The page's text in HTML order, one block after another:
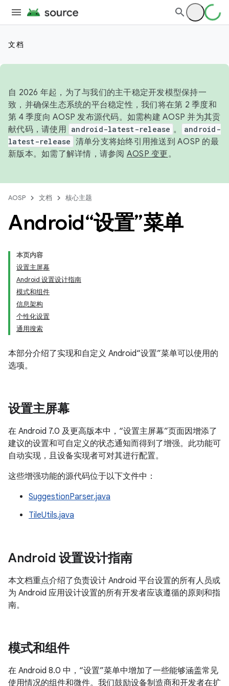
文档
自 2026 年起，为了与我们的主干稳定开发模型保持一
致，并确保生态系统的平台稳定性，我们将在第 2 季度和
第 4 季度向 AOSP 发布源代码。如需构建 AOSP 并为其贡
献代码，请使用 android-latest-release 。
android-
latest-release 清单分支将始终引用推送到 AOSP 的最
新版本。如需了解详情，请参阅 AOSP 变更。
AOSP 文档 核心主题
Android“设置”菜单
本页内容
设置主屏幕
Android 设置设计指南
模式和组件
信息架构
个性化设置
通用搜索
本部分介绍了实现和自定义 Android“设置”菜单可以使用的
选项。
设置主屏幕
在 Android 7.0 及更高版本中，“设置主屏幕”页面因增添了
建议的设置和可自定义的状态通知而得到了增强。此功能可
自动实现，且设备实现者可对其进行配置。
这些增强功能的源代码位于以下文件中：
SuggestionParser.java
TileUtils.java
Android 设置设计指南
本文档重点介绍了负责设计 Android 平台设置的所有人员或
为 Android 应用设计设置的所有开发者应该遵循的原则和指
南。
模式和组件
在 Android 8.0 中，“设置”菜单中增加了一些能够涵盖常见
使用情况的组件和微件。我们鼓励设备制造商和开发者在扩